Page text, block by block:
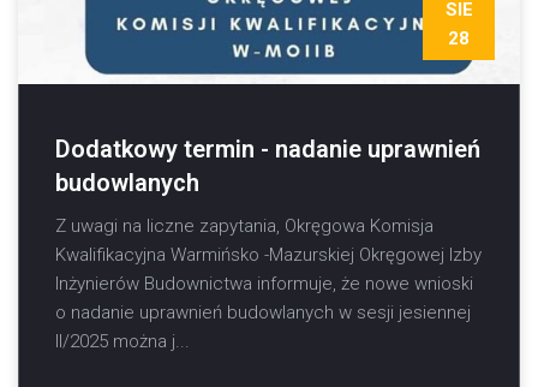
Dodatkowy termin - nadanie uprawnień
budowlanych
SIE
28
Z uwagi na liczne zapytania, Okręgowa Komisja
Kwalifikacyjna Warmińsko -Mazurskiej Okręgowej Izby
Inżynierów Budownictwa informuje, że nowe wnioski
o nadanie uprawnień budowlanych w sesji jesiennej
II/2025 można j...